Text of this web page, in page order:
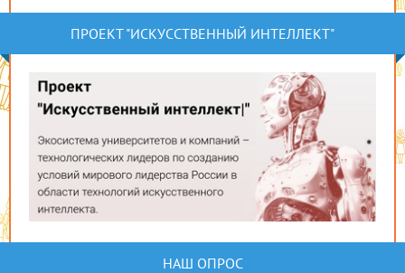
ПРОЕКТ "ИСКУССТВЕННЫЙ ИНТЕЛЛЕКТ"
НАШ ОПРОС